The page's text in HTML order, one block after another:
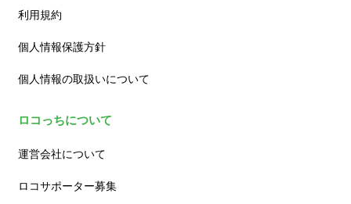
利用規約
個人情報保護方針
個人情報の取扱いについて
ロコっちについて
運営会社について
ロコサポーター募集